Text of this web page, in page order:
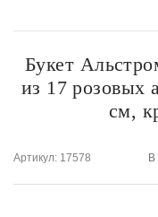
Букет
из 17 розовых
см,
Артикул: 17578 В